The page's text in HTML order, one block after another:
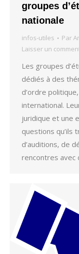
groupes
nationale
infos-utiles Par
Laisser un
Les groupes
dédiés à des
d’ordre
international.
juridique et une
questions qu’ils
d’auditions, de
rencontres avec